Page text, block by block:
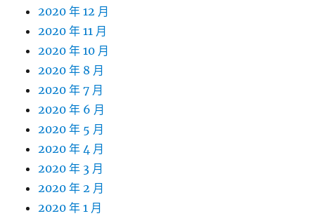
2020 年 12 月
2020 年 11 月
2020 年 10 月
2020 年 8 月
2020 年 7 月
2020 年 6 月
2020 年 5 月
2020 年 4 月
2020 年 3 月
2020 年 2 月
2020 年 1 月